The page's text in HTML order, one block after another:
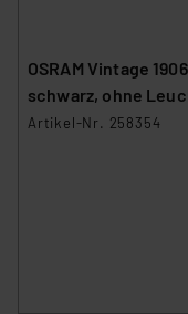
OSRAM Vintage
schwarz, ohne
Artikel-Nr. 258354